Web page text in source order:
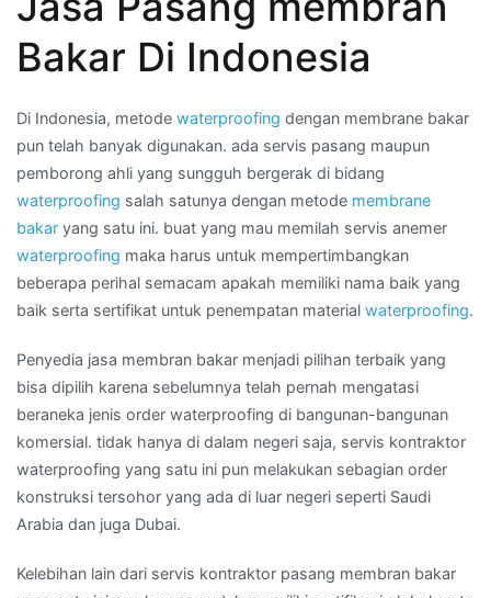
di
BANJARMASIN
Bakar Di Indonesia
Di Indonesia, metode waterproofing dengan membrane bakar
pun telah banyak digunakan. ada servis pasang maupun
pemborong ahli yang sungguh bergerak di bidang
waterproofing salah satunya dengan metode membrane
bakar yang satu ini. buat yang mau memilah servis anemer
waterproofing maka harus untuk mempertimbangkan
beberapa perihal semacam apakah memiliki nama baik yang
baik serta sertifikat untuk penempatan material waterproofing.
Penyedia jasa membran bakar menjadi pilihan terbaik yang
bisa dipilih karena sebelumnya telah pernah mengatasi
beraneka jenis order waterproofing di bangunan-bangunan
komersial. tidak hanya di dalam negeri saja, servis kontraktor
waterproofing yang satu ini pun melakukan sebagian order
konstruksi tersohor yang ada di luar negeri seperti Saudi
Arabia dan juga Dubai.
Kelebihan lain dari servis kontraktor pasang membran bakar